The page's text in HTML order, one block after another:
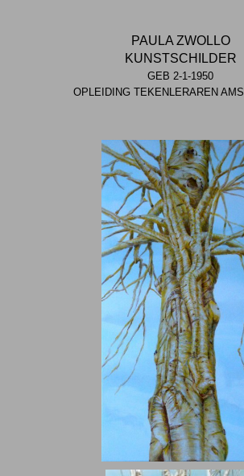
PAULA ZWOLLO
KUNSTSCHILDER
GEB 2-1-1950
OPLEIDING TEKENLERAREN